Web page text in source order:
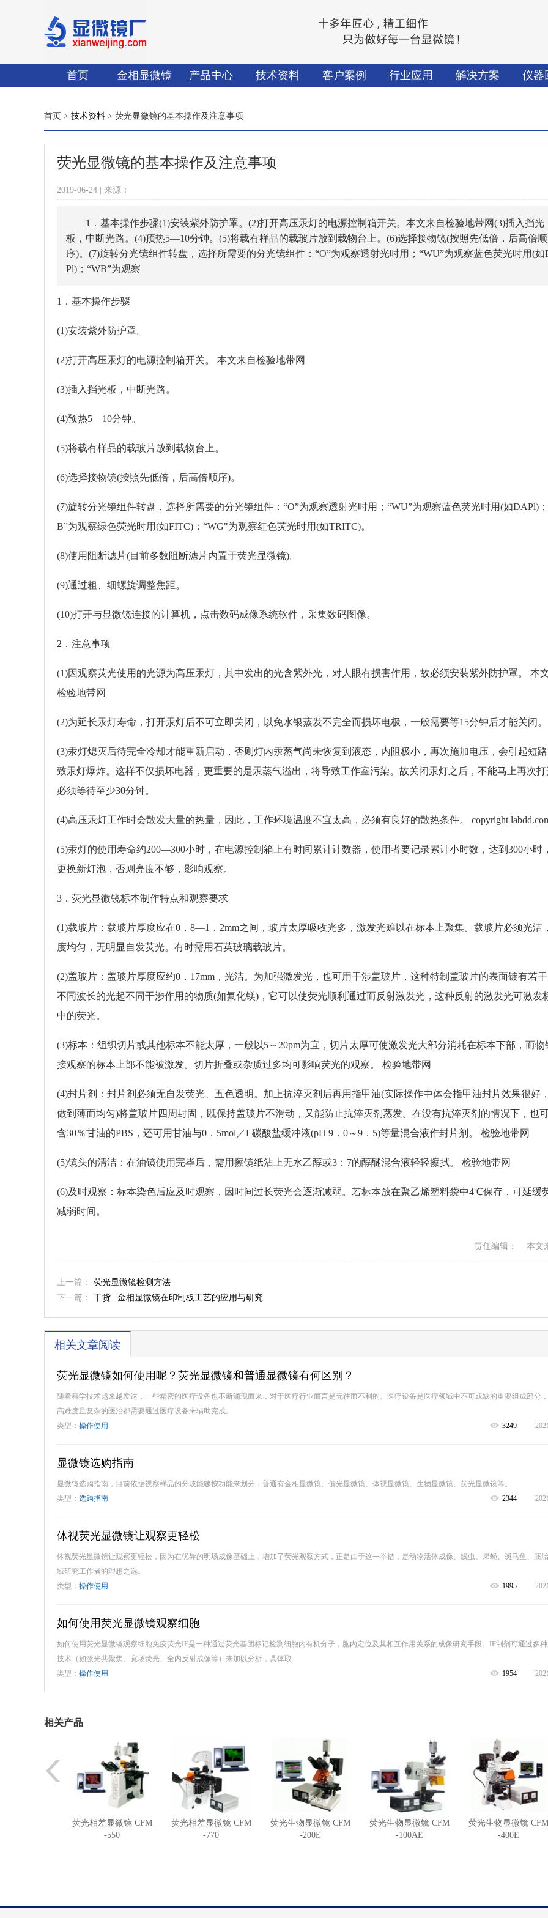
首页 金相显微镜 产品中心 技术资料 客户案例 行业应用 解决方案 仪器
首页 > 技术资料 > 荧光显微镜的基本操作及注意事项
荧光显微镜的基本操作及注意事项
2019-06-24 | 来源：
1．基本操作步骤(1)安装紫外防护罩。(2)打开高压汞灯的电源控制箱开关。本文来自检验地带网(3)插入挡光
板，中断光路。(4)预热5—10分钟。(5)将载有样品的载玻片放到载物台上。(6)选择接物镜(按照先低倍，后高倍顺
序)。(7)旋转分光镜组件转盘，选择所需要的分光镜组件：“O”为观察透射光时用；“WU”为观察蓝色荧光时用(如
Pl)；“WB”为观察
1．基本操作步骤
(1)安装紫外防护罩。
(2)打开高压汞灯的电源控制箱开关。 本文来自检验地带网
(3)插入挡光板，中断光路。
(4)预热5—10分钟。
(5)将载有样品的载玻片放到载物台上。
(6)选择接物镜(按照先低倍，后高倍顺序)。
(7)旋转分光镜组件转盘，选择所需要的分光镜组件：“O”为观察透射光时用；“WU”为观察蓝色荧光时用(如DAPl)
B”为观察绿色荧光时用(如FITC)；“WG"为观察红色荧光时用(如TRITC)。
(8)使用阻断滤片(目前多数阻断滤片内置于荧光显微镜)。
(9)通过粗、细螺旋调整焦距。
(10)打开与显微镜连接的计算机，点击数码成像系统软件，采集数码图像。
2．注意事项
(1)因观察荧光使用的光源为高压汞灯，其中发出的光含紫外光，对人眼有损害作用，故必须安装紫外防护罩。 本
检验地带网
(2)为延长汞灯寿命，打开汞灯后不可立即关闭，以免水银蒸发不完全而损坏电极，一般需要等15分钟后才能关闭。
(3)汞灯熄灭后待完全冷却才能重新启动，否则灯内汞蒸气尚未恢复到液态，内阻极小，再次施加电压，会引起短
致汞灯爆炸。这样不仅损坏电器，更重要的是汞蒸气溢出，将导致工作室污染。故关闭汞灯之后，不能马上再次打
必须等待至少30分钟。
(4)高压汞灯工作时会散发大量的热量，因此，工作环境温度不宜太高，必须有良好的散热条件。 copyright
(5)汞灯的使用寿命约200—300小时，在电源控制箱上有时间累计计数器，使用者要记录累计小时数，达到300小时
更换新灯泡，否则亮度不够，影响观察。
3．荧光显微镜标本制作特点和观察要求
(1)载玻片：载玻片厚度应在0．8—1．2mm之间，玻片太厚吸收光多，激发光难以在标本上聚集。载玻片必须光洁
度均匀，无明显自发荧光。有时需用石英玻璃载玻片。
(2)盖玻片：盖玻片厚度应约0．17mm，光洁。为加强激发光，也可用干涉盖玻片，这种特制盖玻片的表面镀有若
不同波长的光起不同干涉作用的物质(如氟化镁)，它可以使荧光顺利通过而反射激发光，这种反射的激发光可激发
中的荧光。
(3)标本：组织切片或其他标本不能太厚，一般以5～20pm为宜，切片太厚可使激发光大部分消耗在标本下部，而物
接观察的标本上部不能被激发。切片折叠或杂质过多均可影响荧光的观察。 检验地带网
(4)封片剂：封片剂必须无自发荧光、五色透明。加上抗淬灭剂后再用指甲油(实际操作中体会指甲油封片效果很好
做到薄而均匀)将盖玻片四周封固，既保持盖玻片不滑动，又能防止抗淬灭剂蒸发。在没有抗淬灭剂的情况下，也
含30％甘油的PBS，还可用甘油与0．5mol／L碳酸盐缓冲液(pH 9．0～9．5)等量混合液作封片剂。 检验地带网
(5)镜头的清洁：在油镜使用完毕后，需用擦镜纸沾上无水乙醇或3：7的醇醚混合液轻轻擦拭。 检验地带网
(6)及时观察：标本染色后应及时观察，因时间过长荧光会逐渐减弱。若标本放在聚乙烯塑料袋中4℃保存，可延缓
减弱时间。
责任编辑： 本文
上一篇： 荧光显微镜检测方法
下一篇： 干货 | 金相显微镜在印制板工艺的应用与研究
相关文章阅读
荧光显微镜如何使用呢？荧光显微镜和普通显微镜有何区别？
随着科学技术越来越发达，一些精密的医疗设备也不断涌现而来，对于医疗行业而言是无往而不利的。医疗设备是医疗领域中不可或缺的重要组成部分
高难度且复杂的医治都需要通过医疗设备来辅助完成。
类型： 操作使用 3249
显微镜选购指南
显微镜选购指南，目前依据视察样品的分歧能够按功能来划分：普通有金相显微镜、偏光显微镜、体视显微镜、生物显微镜、荧光显微镜等。
类型： 选购指南 2344
体视荧光显微镜让观察更轻松
体视荧光显微镜让观察更轻松，因为在优异的明场成像基础上，增加了荧光观察方式，正是由于这一举措，是动物活体成像、线虫、果蝇、斑马鱼、胚
域研究工作者的理想之选。
类型： 操作使用 1995
如何使用荧光显微镜观察细胞
如何使用荧光显微镜观察细胞免疫荧光IF是一种通过荧光基团标记检测细胞内有机分子，胞内定位及其相互作用关系的成像研究手段。IF制剂可通过多
技术（如激光共聚焦、宽场荧光、全内反射成像等）来加以分析，具体取
类型： 操作使用 1954
相关产品
荧光相差显微镜 CFM
-550
荧光相差显微镜 CFM
-770
荧光生物显微镜 CFM
-200E
荧光生物显微镜 CFM
-100AE
荧光生物显微镜 CFM
-400E